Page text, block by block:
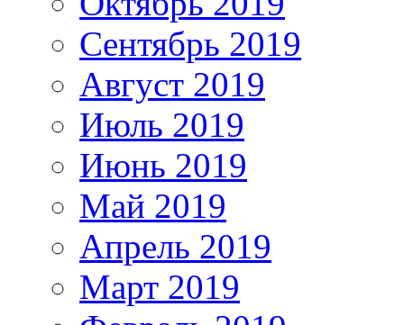
Сентябрь 2019
Август 2019
Июль 2019
Июнь 2019
Май 2019
Апрель 2019
Март 2019